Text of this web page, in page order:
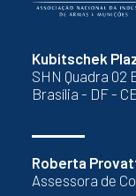
Kubitschek
SHN Quadra 02
Brasília - DF -
Roberta
Assessora de